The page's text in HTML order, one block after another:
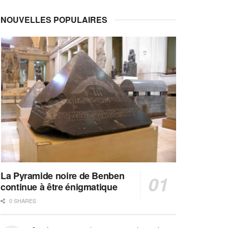
NOUVELLES POPULAIRES
La Pyramide noire de Benben
continue à être énigmatique
0 SHARES